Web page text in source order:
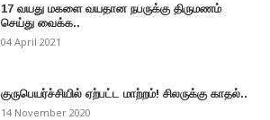
17 வயது மகளை வயதான நபருக்கு திருமணம்
செய்து வைக்க..
04 April 2021
குருபெயர்ச்சியில் ஏற்பட்ட மாற்றம்! சிலருக்கு காதல்..
14 November 2020